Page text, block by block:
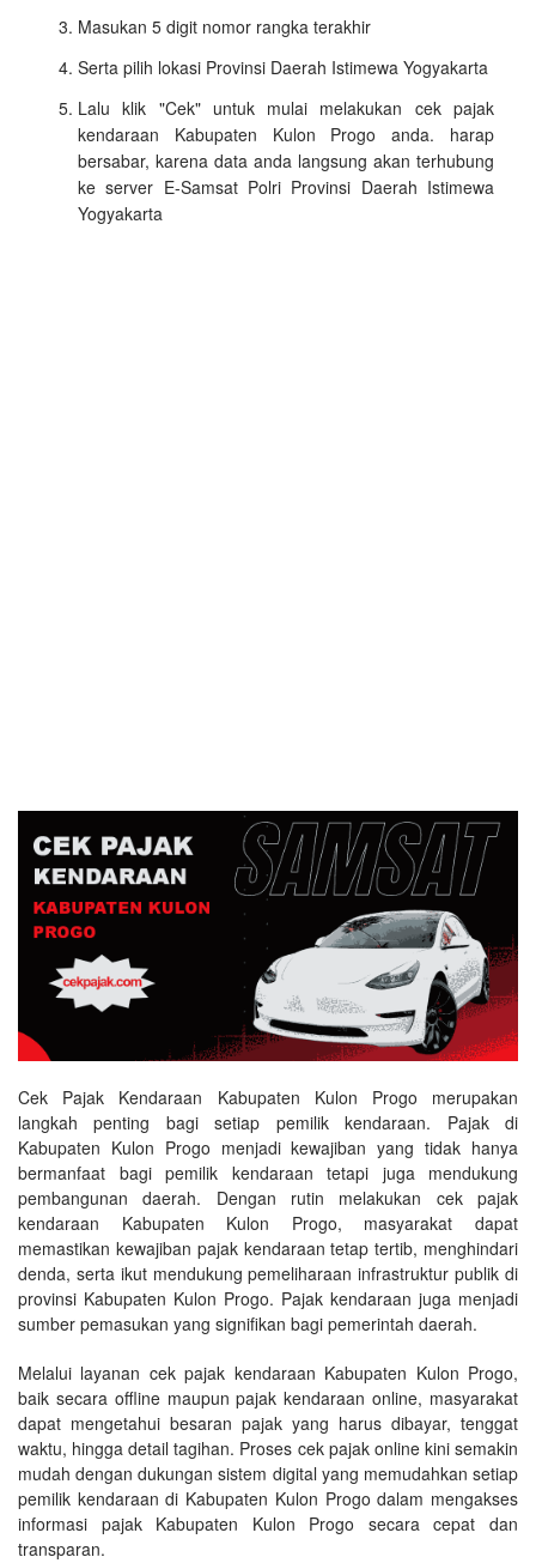
Masukan 5 digit nomor rangka terakhir
Serta pilih lokasi Provinsi Daerah Istimewa Yogyakarta
Lalu klik "Cek" untuk mulai melakukan cek pajak
kendaraan Kabupaten Kulon Progo anda. harap
bersabar, karena data anda langsung akan terhubung
ke server E-Samsat Polri Provinsi Daerah Istimewa
Yogyakarta
Cek Pajak Kendaraan Kabupaten Kulon Progo merupakan
langkah penting bagi setiap pemilik kendaraan. Pajak di
Kabupaten Kulon Progo menjadi kewajiban yang tidak hanya
bermanfaat bagi pemilik kendaraan tetapi juga mendukung
pembangunan daerah. Dengan rutin melakukan cek pajak
kendaraan Kabupaten Kulon Progo, masyarakat dapat
memastikan kewajiban pajak kendaraan tetap tertib, menghindari
denda, serta ikut mendukung pemeliharaan infrastruktur publik di
provinsi Kabupaten Kulon Progo. Pajak kendaraan juga menjadi
sumber pemasukan yang signifikan bagi pemerintah daerah.
Melalui layanan cek pajak kendaraan Kabupaten Kulon Progo,
baik secara offline maupun pajak kendaraan online, masyarakat
dapat mengetahui besaran pajak yang harus dibayar, tenggat
waktu, hingga detail tagihan. Proses cek pajak online kini semakin
mudah dengan dukungan sistem digital yang memudahkan setiap
pemilik kendaraan di Kabupaten Kulon Progo dalam mengakses
informasi pajak Kabupaten Kulon Progo secara cepat dan
transparan.